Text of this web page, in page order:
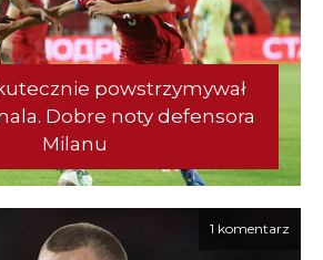
powstrzymywał
Dobre noty defensora
Milanu
1 komentarz